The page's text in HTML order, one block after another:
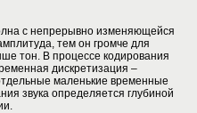
с непрерывно изменяющейся
тем он громче для
тон. В процессе кодирования
дискретизация –
маленькие временные
звука определяется глубиной